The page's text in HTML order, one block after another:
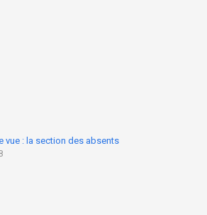
vue : la section des absents